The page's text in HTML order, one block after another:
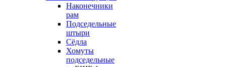
Наконечники
рам
Подседельные
штыри
Сёдла
Хомуты
подседельные